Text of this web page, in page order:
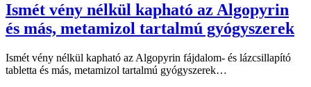
Ismét vény nélkül kapható az Algopyrin
és más, metamizol tartalmú gyógyszerek
Ismét vény nélkül kapható az Algopyrin fájdalom- és lázcsillapító
tabletta és más, metamizol tartalmú gyógyszerek…